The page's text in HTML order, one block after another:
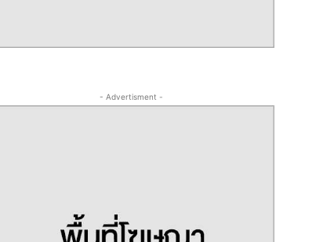
- Advertisment -